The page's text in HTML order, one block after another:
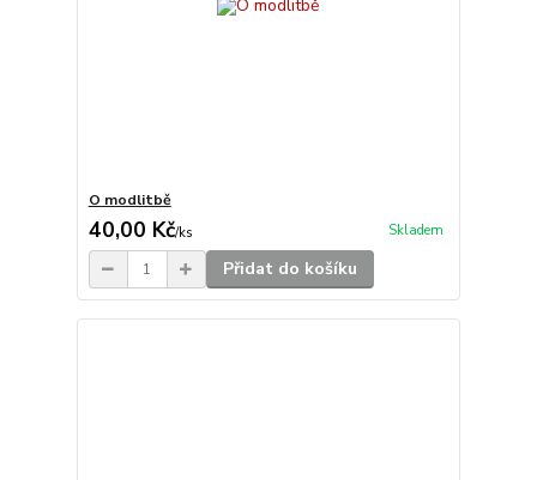
O modlitbě
40,00 Kč/ks Skladem
Přidat do košíku